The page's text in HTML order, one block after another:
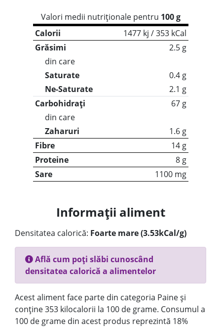
Valori medii nutriționale pentru 100 g
Calorii
1477 kj / 353 kCal
Grăsimi
2.5 g
din care
Saturate
0.4 g
Ne-Saturate
2.1 g
Carbohidrați
67 g
din care
Zaharuri
1.6 g
Fibre
14 g
Proteine
8 g
Sare
1100 mg
Informații aliment
Densitatea calorică: Foarte mare (3.53kCal/g)
Află cum poți slăbi cunoscând
densitatea calorică a alimentelor
Acest aliment face parte din categoria Paine și
conține 353 kilocalorii la 100 de grame. Consumul a
100 de grame din acest produs reprezintă 18%